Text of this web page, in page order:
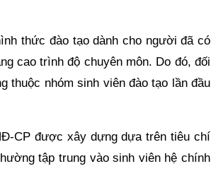
thức đào tạo dành cho người đã có
cao trình độ chuyên môn. Do đó, đối
thuộc nhóm sinh viên đào tạo lần đầu
CP được xây dựng dựa trên tiêu chí
tập trung vào sinh viên hệ chính